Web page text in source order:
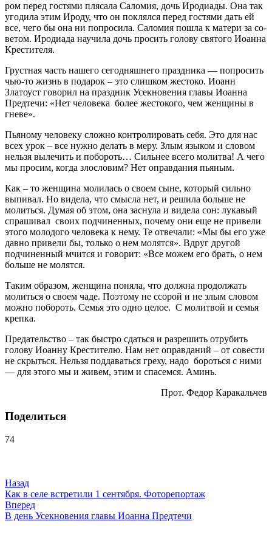
ром пе­ред го­стя­ми пля­са­ла Са­ло­мия, дочь Иро­ди­а­ды. Она так
уго­ди­ла этим Иро­ду, что он по­клял­ся пе­ред го­стя­ми дать ей
все, че­го бы она ни по­про­си­ла. Са­ло­мия по­шла к ма­те­ри за со­
ве­том. Иро­ди­а­да на­учи­ла дочь про­сить го­ло­ву свя­то­го Иоан­на
Кре­сти­те­ля.
Грустная часть нашего сегодняшнего праздника — попросить
чью-то жизнь в подарок – это слишком жестоко. Иоанн
Златоуст говорил на праздник Усекновения главы Иоанна
Предтечи: «Нет человека более жестокого, чем женщины в
гневе».
Пьяному человеку сложно контролировать себя. Это для нас
всех урок – все нужно делать в меру. Злым языком и словом
нельзя вылечить и побороть… Сильнее всего молитва! А чего
мы просим, когда злословим? Нет оправдания пьяным.
Как – то женщина молилась о своем сыне, который сильно
выпивал. Но видела, что смысла нет, и решила больше не
молиться. Думая об этом, она заснула и видела сон: лукавый
спрашивал своих подчиненных, почему они еще не привели
этого молодого человека к нему. Те отвечали: «Мы бы его уже
давно привели бы, только о нем молятся». Вдруг другой
подчиненный мчится и говорит: «Все можем его брать, о нем
больше не молятся.
Таким образом, женщина поняла, что должна продолжать
молиться о своем чаде. Поэтому не ссорой и не злым словом
можно побороть. Семья это одно целое. С молитвой и семья
крепка.
Предательство – так быстро сдаться и разрешить отрубить
голову Иоанну Крестителю. Нам нет оправданий – от совести
не скрыться. Нельзя поддаваться греху, надо бороться с ними
— для этого мы и живем, этим и спасемся. Аминь.
Прот. Федор Каракальчев
Поделиться
74
записям
Назад
Как в селе встретили 1 сентября. Фоторепортаж
Вперед
В день Усекновения главы Иоанна Предтечи